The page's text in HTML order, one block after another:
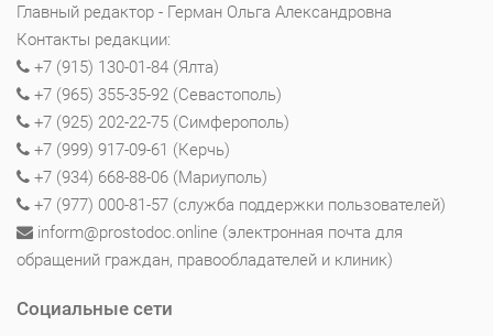
Главный редактор - Герман Ольга Александровна
Контакты редакции:
+7 (915) 130-01-84 (Ялта)
+7 (965) 355-35-92 (Севастополь)
+7 (925) 202-22-75 (Симферополь)
+7 (999) 917-09-61 (Керчь)
+7 (934) 668-88-06 (Мариуполь)
+7 (977) 000-81-57 (служба поддержки пользователей)
inform@prostodoc.online (электронная почта для
обращений граждан, правообладателей и клиник)
Социальные сети